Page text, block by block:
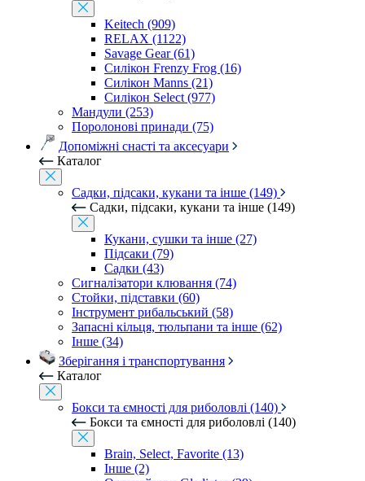
Keitech (909)
RELAX (1122)
Savage Gear (61)
Силікон Frenzy Frog (16)
Силікон Manns (21)
Силікон Select (977)
Мандули (253)
Поролонові принади (75)
Допоміжні снасті та аксесуари
Каталог
Садки, підсаки, кукани та інше (149)
Садки, підсаки, кукани та інше (149)
Кукани, сушки та інше (27)
Підсаки (79)
Садки (43)
Сигналізатори клювання (74)
Стойки, підставки (60)
Інструмент рибальський (58)
Запасні кільця, тюльпани та інше (62)
Інше (34)
Зберігання і транспортування
Каталог
Бокси та ємності для риболовлі (140)
Бокси та ємності для риболовлі (140)
Brain, Select, Favorite (13)
Інше (2)